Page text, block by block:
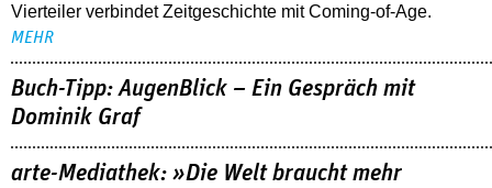
Vierteiler verbindet Zeitgeschichte mit Coming-of-Age.
MEHR
Buch-Tipp: AugenBlick – Ein Gespräch mit
Dominik Graf
arte-Mediathek: »Die Welt braucht mehr